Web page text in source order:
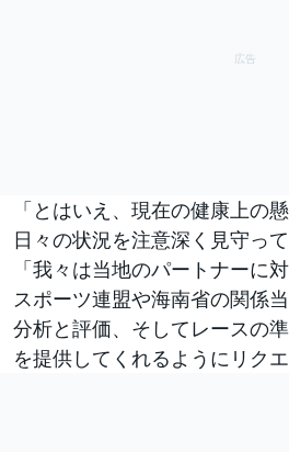
「とはいえ、現在の健康上の
日々の状況を注意深く見守って
「我々は当地のパートナーに
スポーツ連盟や海南省の関係
分析と評価、そしてレースの
を提供してくれるようにリク